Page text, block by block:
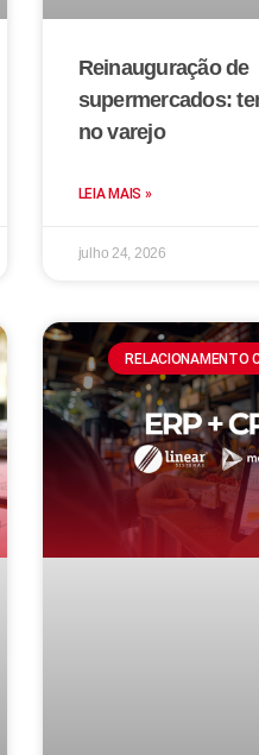
Reinauguração de
supermercados:
no varejo
LEIA MAIS »
julho 24, 2026
RELACIONAMENTO